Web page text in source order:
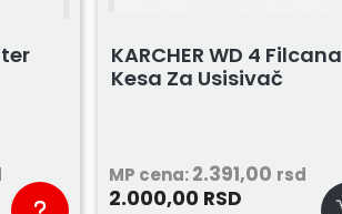
KARCHER WD 4 Filcana
Kesa Za Usisivač
MP cena:2.391,00 rsd
2.000,00 RSD